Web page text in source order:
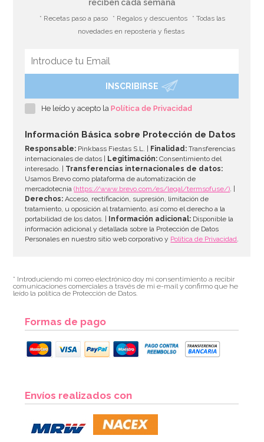
Set de 4 Moldes de silicona Huevo
AÑADIR
14,95€ 14,95€
reciben cada semana
* Recetas paso a paso * Regalos y descuentos
* Todas las
novedades en repostería y fiestas
INSCRIBIRSE
He leído y acepto laPolítica de Privacidad
Información Básica sobre Protección de Datos
Responsable: Pinkbass Fiestas S.L. | Finalidad: Transferencias
internacionales de datos |
Legitimación: Consentimiento del
interesado. | Transferencias internacionales de datos:
Usamos Brevo como plataforma de automatización de
mercadotecnia(https://www.brevo.com/es/legal/termsofuse/). |
Derechos: Acceso, rectificación, supresión, limitación de
tratamiento, u oposición al tratamiento, así como el derecho a la
portabilidad de los datos. |
Información adicional: Disponible la
información adicional y detallada sobre la Protección de Datos
Personales en nuestro sitio web corporativo y Política de Privacidad.
* Introduciendo mi correo electrónico doy mi consentimiento a recibir
comunicaciones comerciales a través de mi e-mail y confirmo que he
leído la política de Protección de Datos.
Formas de pago
Envíos realizados con